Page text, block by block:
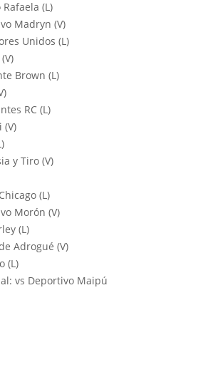
(L)
Madryn (V)
Unidos (L)
Brown (L)
RC (L)
(V)
y Tiro (V)
(L)
Morón (V)
(L)
Adrogué (V)
(L)
vs Deportivo Maipú